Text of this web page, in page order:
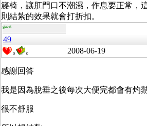
籐椅，讓肛門口不潮濕，作息要正常，
則結紮的效果就會打折扣。
guest
49
0 0 2008-06-19
感謝回答
我是因為脫垂之後每次大便完都會有灼
很不舒服